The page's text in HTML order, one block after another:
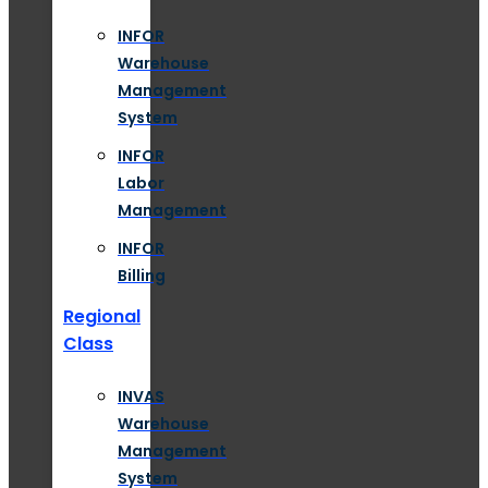
INFOR
Warehouse
Management
System
INFOR
Labor
Management
INFOR
Billing
Regional
Class
INVAS
Warehouse
Management
System